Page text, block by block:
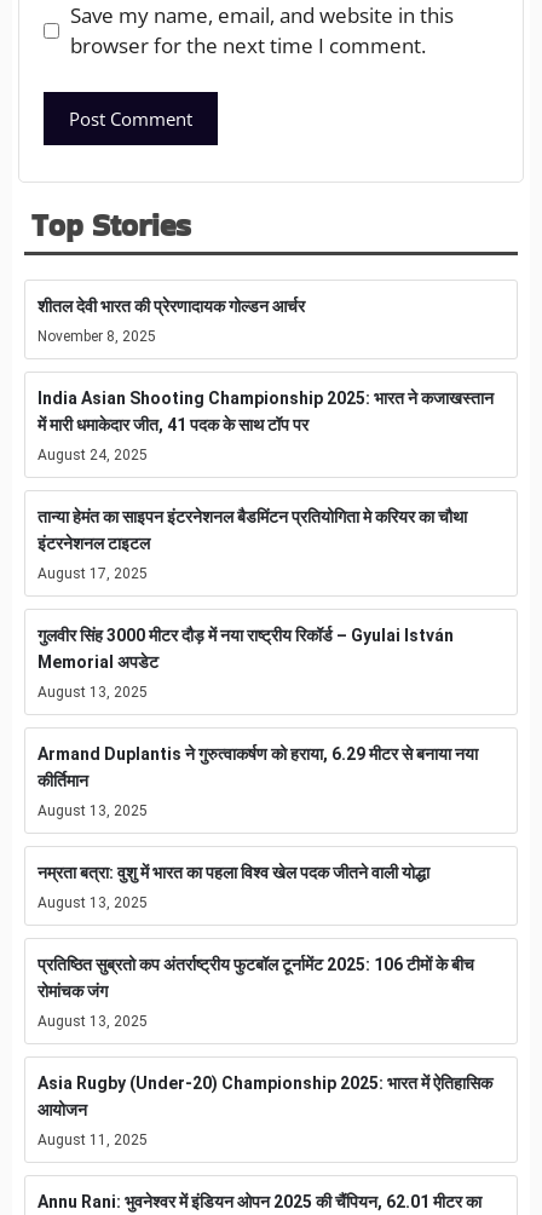
Save my name, email, and website in this
browser for the next time I comment.
Top Stories
शीतल देवी भारत की प्रेरणादायक गोल्डन आर्चर
November 8, 2025
India Asian Shooting Championship 2025: भारत ने कजाखस्तान
में मारी धमाकेदार जीत, 41 पदक के साथ टॉप पर
August 24, 2025
तान्या हेमंत का साइपन इंटरनेशनल बैडमिंटन प्रतियोगिता मे करियर का चौथा
इंटरनेशनल टाइटल
August 17, 2025
गुलवीर सिंह 3000 मीटर दौड़ में नया राष्ट्रीय रिकॉर्ड – Gyulai István
Memorial अपडेट
August 13, 2025
Armand Duplantis ने गुरुत्वाकर्षण को हराया, 6.29 मीटर से बनाया नया
कीर्तिमान
August 13, 2025
नम्रता बत्रा: वुशु में भारत का पहला विश्व खेल पदक जीतने वाली योद्धा
August 13, 2025
प्रतिष्ठित सुब्रतो कप अंतर्राष्ट्रीय फुटबॉल टूर्नामेंट 2025: 106 टीमों के बीच
रोमांचक जंग
August 13, 2025
Asia Rugby (Under-20) Championship 2025: भारत में ऐतिहासिक
आयोजन
August 11, 2025
Annu Rani: भुवनेश्वर में इंडियन ओपन 2025 की चैंपियन, 62.01 मीटर का